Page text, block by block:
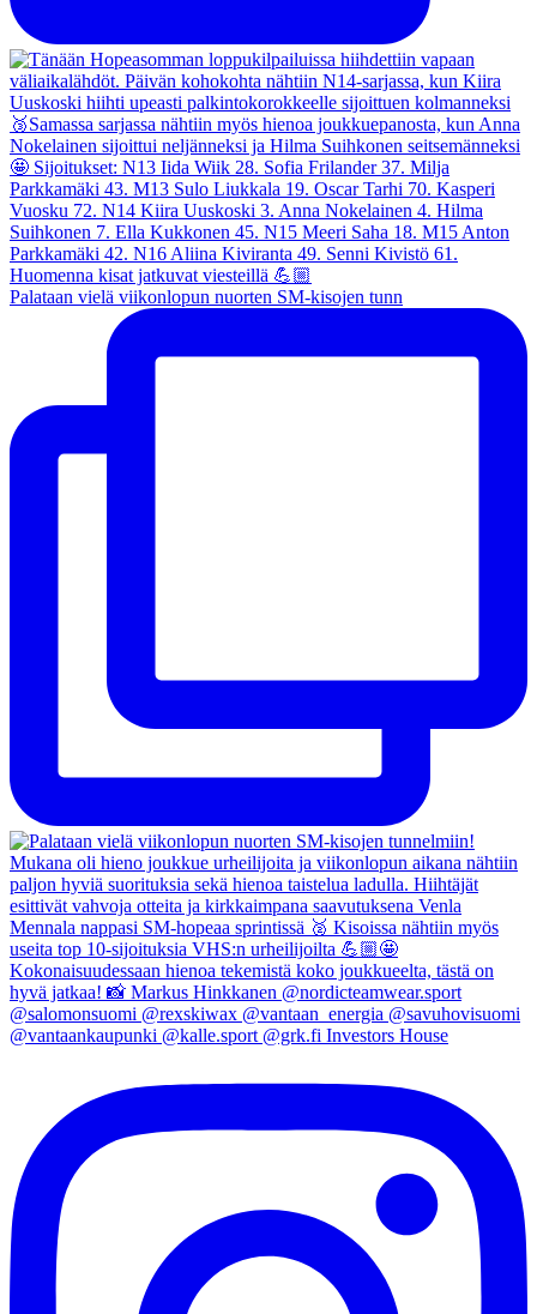
Palataan vielä viikonlopun nuorten SM-kisojen tunn